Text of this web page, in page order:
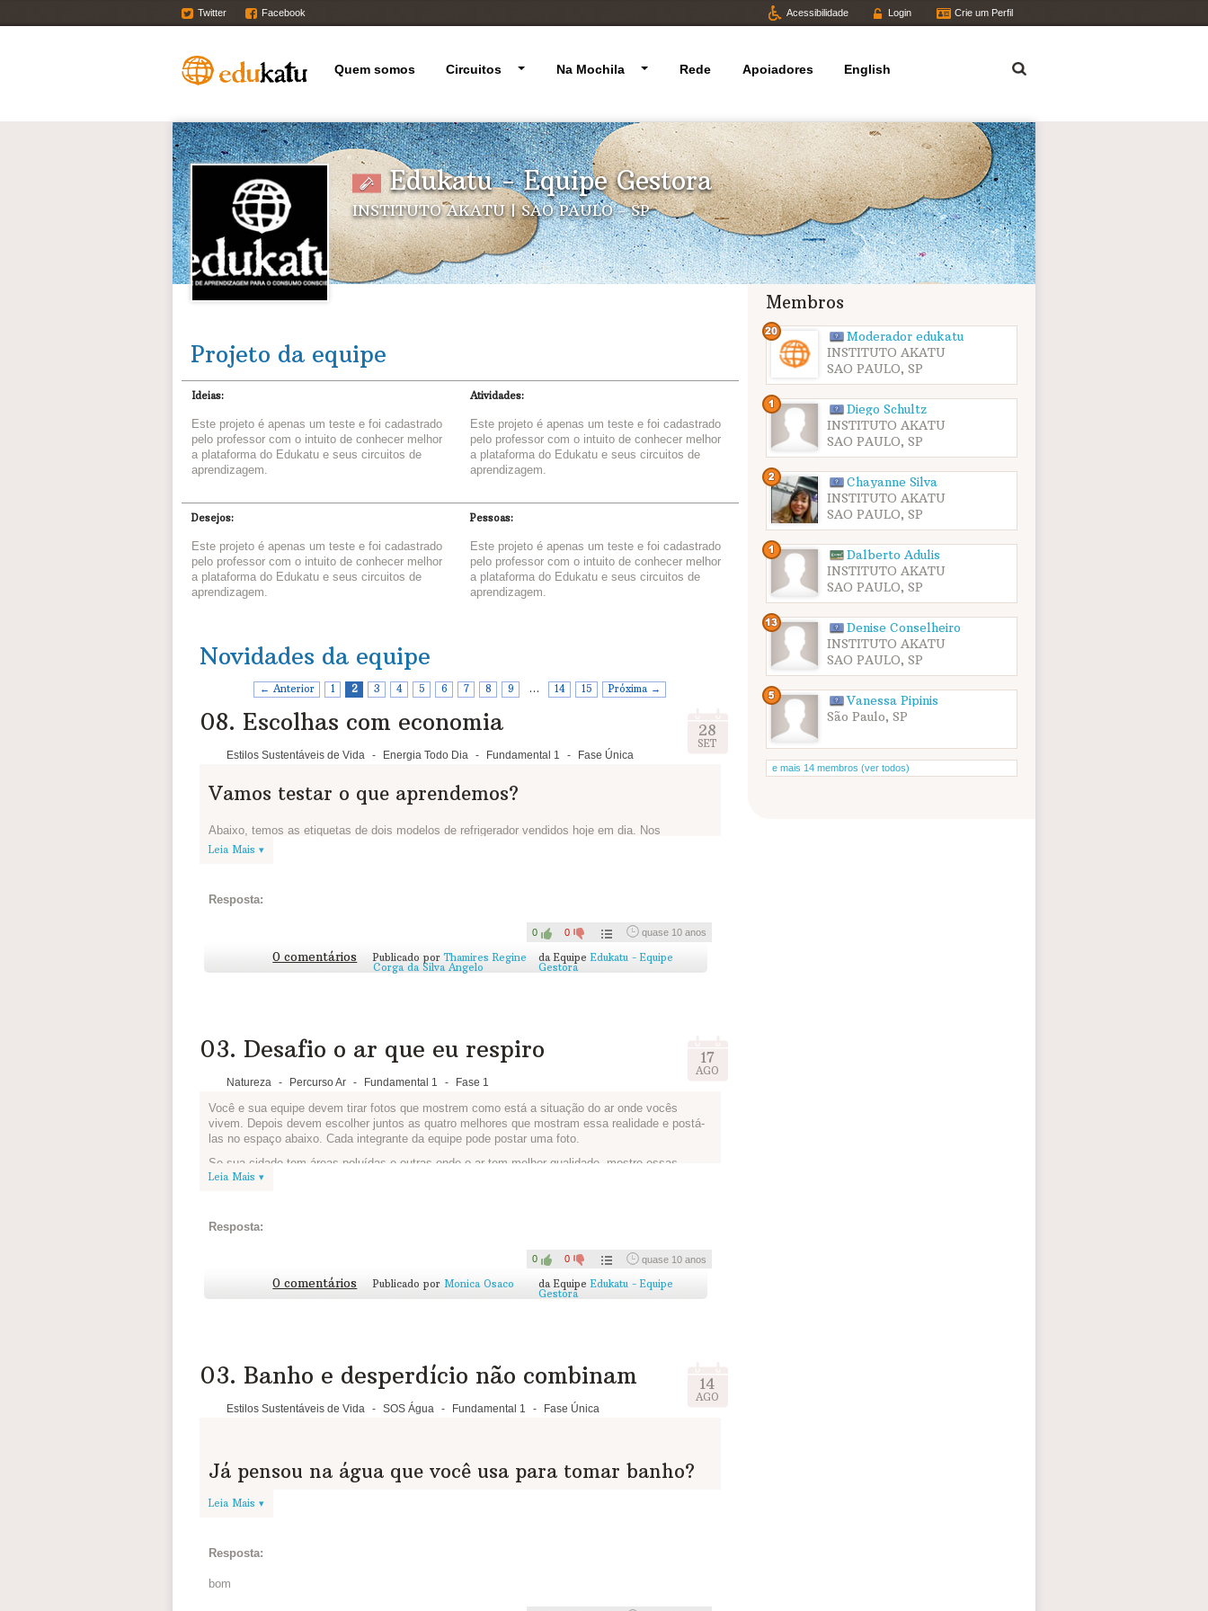
Twitter Facebook Acessibilidade Login Crie um Perfil
Quem somos Circuitos Na Mochila Rede Apoiadores English Termo
Edukatu - Equipe Gestora
INSTITUTO AKATU | SAO PAULO - SP
Projeto da equipe
Ideias:
Este projeto é apenas um teste e foi cadastrado
pelo professor com o intuito de conhecer melhor
a plataforma do Edukatu e seus circuitos de
aprendizagem.
Atividades:
Este projeto é apenas um teste e foi cadastrado
pelo professor com o intuito de conhecer melhor
a plataforma do Edukatu e seus circuitos de
aprendizagem.
Desejos:
Este projeto é apenas um teste e foi cadastrado
pelo professor com o intuito de conhecer melhor
a plataforma do Edukatu e seus circuitos de
aprendizagem.
Pessoas:
Este projeto é apenas um teste e foi cadastrado
pelo professor com o intuito de conhecer melhor
a plataforma do Edukatu e seus circuitos de
aprendizagem.
Novidades da equipe
← Anterior 1 2 3 4 5 6 7 8 9 … 14 15 Próxima →
08. Escolhas com economia
Estilos Sustentáveis de Vida - Energia Todo Dia - Fundamental 1 - Fase Única
28
SET
Vamos testar o que aprendemos?
Abaixo, temos as etiquetas de dois modelos de refrigerador vendidos hoje em dia. Nos
aparelhos novos, essa etiqueta está sempre colada na frente, bem às vistas de quem está
Analise as principais informações e ajude a decidir:
2. ETIQUETA B
Leia Mais ▾
Resposta:
0 0 quase 10 anos
0 comentários Publicado por Thamires Regine
Corga da Silva Angelo
da Equipe Edukatu - Equipe
Gestora
03. Desafio o ar que eu respiro
Natureza - Percurso Ar - Fundamental 1 - Fase 1
17
AGO
Você e sua equipe devem tirar fotos que mostrem como está a situação do ar onde vocês
vivem. Depois devem escolher juntos as quatro melhores que mostram essa realidade e postá-
las no espaço abaixo. Cada integrante da equipe pode postar uma foto.
Se sua cidade tem áreas poluídas e outras onde o ar tem melhor qualidade, mostre essas
diferenças!
Leia Mais ▾
Resposta:
0 0 quase 10 anos
0 comentários Publicado por Monica Osaco da Equipe Edukatu - Equipe
Gestora
03. Banho e desperdício não combinam
Estilos Sustentáveis de Vida - SOS Água - Fundamental 1 - Fase Única
14
AGO
Já pensou na água que você usa para tomar banho?
Um banho de
litros
Leia Mais ▾
Resposta:
bom
Membros
Moderador edukatu
INSTITUTO AKATU
SAO PAULO, SP
Diego Schultz
INSTITUTO AKATU
SAO PAULO, SP
Chayanne Silva
INSTITUTO AKATU
SAO PAULO, SP
Dalberto Adulis
INSTITUTO AKATU
SAO PAULO, SP
Denise Conselheiro
INSTITUTO AKATU
SAO PAULO, SP
Vanessa Pipinis
São Paulo, SP
e mais 14 membros (ver todos)